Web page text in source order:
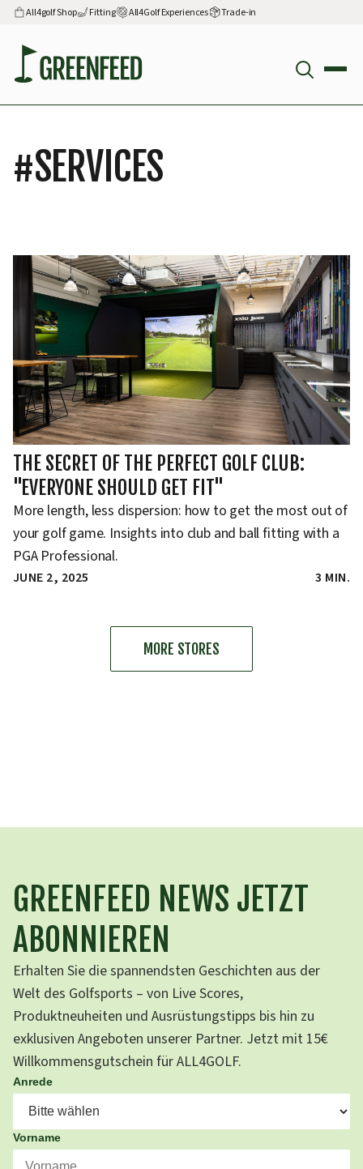
All4golf Shop Fitting All4Golf Experiences Trade-in
#SERVICES
THE SECRET OF THE PERFECT GOLF CLUB:
"EVERYONE SHOULD GET FIT"
More length, less dispersion: how to get the most out of
your golf game. Insights into club and ball fitting with a
PGA Professional.
JUNE 2, 2025 3 MIN.
MORE STORES
GREENFEED NEWS JETZT
ABONNIEREN
Erhalten Sie die spannendsten Geschichten aus der
Welt des Golfsports – von Live Scores,
Produktneuheiten und Ausrüstungstipps bis hin zu
exklusiven Angeboten unserer Partner. Jetzt mit 15€
Willkommensgutschein für ALL4GOLF.
Anrede
Vorname